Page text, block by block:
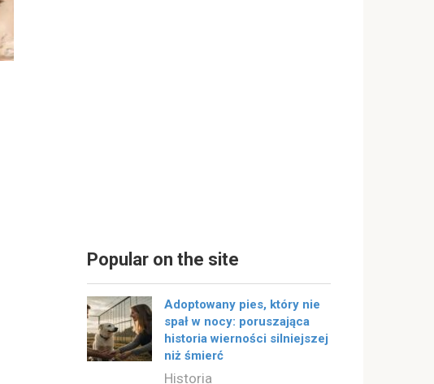
Popular on the site
Adoptowany pies, który nie
spał w nocy: poruszająca
historia wierności silniejszej
niż śmierć
Historia